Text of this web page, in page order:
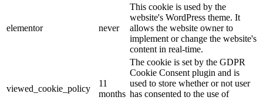
elementor never
This cookie is used by the
website's WordPress theme. It
allows the website owner to
implement or change the website's
content in real-time.
viewed_cookie_policy
11
months
The cookie is set by the GDPR
Cookie Consent plugin and is
used to store whether or not user
has consented to the use of